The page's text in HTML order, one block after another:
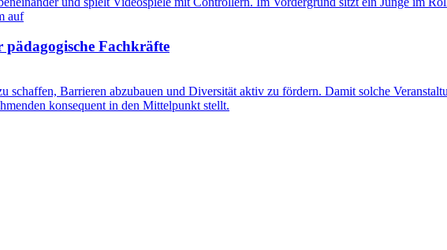
Fachkräfte
Barrieren abzubauen und Diversität aktiv zu fördern. Damit solche
konsequent in den Mittelpunkt stellt.